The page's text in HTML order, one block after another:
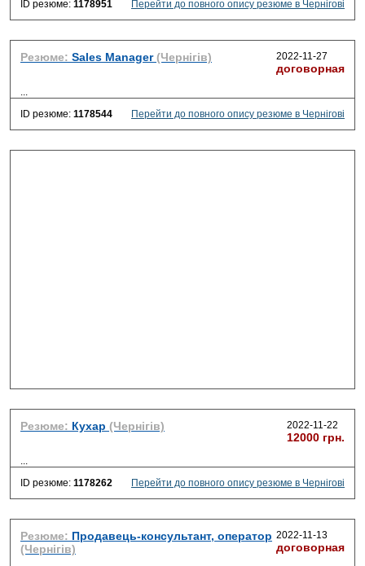
ID резюме: 1178951 Перейти до повного опису резюме в Чернігові
Резюме: Sales Manager (Чернігів) 2022-11-27
договорная
...
ID резюме: 1178544 Перейти до повного опису резюме в Чернігові
Резюме: Кухар (Чернігів) 2022-11-22
12000 грн.
...
ID резюме: 1178262 Перейти до повного опису резюме в Чернігові
Резюме: Продавець-консультант, оператор
(Чернігів)
2022-11-13
договорная